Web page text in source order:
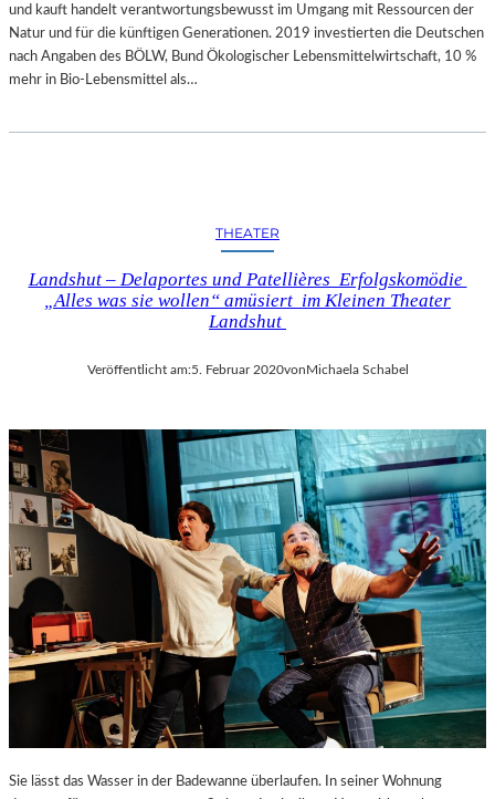
und kauft handelt verantwortungsbewusst im Umgang mit Ressourcen der
Natur und für die künftigen Generationen. 2019 investierten die Deutschen
nach Angaben des BÖLW, Bund Ökologischer Lebensmittelwirtschaft, 10 %
mehr in Bio-Lebensmittel als…
THEATER
Landshut – Delaportes und Patellières Erfolgskomödie
„Alles was sie wollen“ amüsiert im Kleinen Theater
Landshut
Veröffentlicht am:5. Februar 2020vonMichaela Schabel
Sie lässt das Wasser in der Badewanne überlaufen. In seiner Wohnung